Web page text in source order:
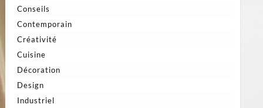
Conseils
Contemporain
Créativité
Cuisine
Décoration
Design
Industriel